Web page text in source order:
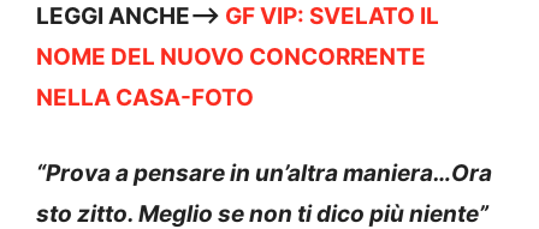
LEGGI ANCHE—–> GF VIP: SVELATO IL
NOME DEL NUOVO CONCORRENTE
NELLA CASA-FOTO
“Prova a pensare in un’altra maniera…Ora
sto zitto. Meglio se non ti dico più niente”